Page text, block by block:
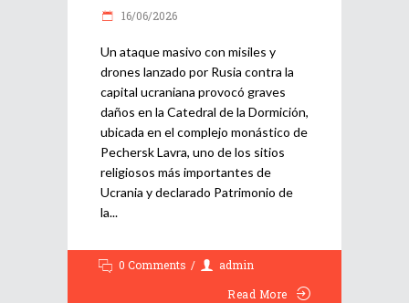
16/06/2026
Un ataque masivo con misiles y
drones lanzado por Rusia contra la
capital ucraniana provocó graves
daños en la Catedral de la Dormición,
ubicada en el complejo monástico de
Pechersk Lavra, uno de los sitios
religiosos más importantes de
Ucrania y declarado Patrimonio de
la
0 Comments
admin
Read More